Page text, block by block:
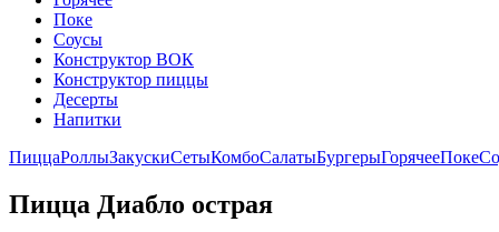
Поке
Соусы
Конструктор ВОК
Конструктор пиццы
Десерты
Напитки
ПиццаРоллыЗакускиСетыКомбоСалатыБургерыГорячееПоке
Пицца Диабло острая